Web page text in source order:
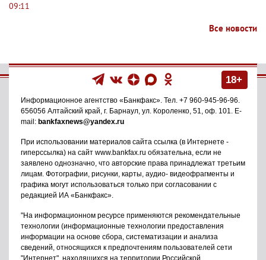
09:11
Все новости
18+
Информационное агентство «Банкфакс». Тел. +7 960-945-96-96.
656056 Алтайский край, г. Барнаул, ул. Короленко, 51, оф. 101. E-
mail: bankfaxnews@yandex.ru
При использовании материалов сайта ссылка (в Интернете -
гиперссылка) на сайт www.bankfax.ru обязательна, если не
заявлено однозначно, что авторские права принадлежат третьим
лицам. Фотографии, рисунки, карты, аудио- видеофрагменты и
графика могут использоваться только при согласовании с
редакцией ИА «Банкфакс».
"На информационном ресурсе применяются рекомендательные
технологии (информационные технологии предоставления
информации на основе сбора, систематизации и анализа
сведений, относящихся к предпочтениям пользователей сети
"Интернет", находящихся на территории Российской